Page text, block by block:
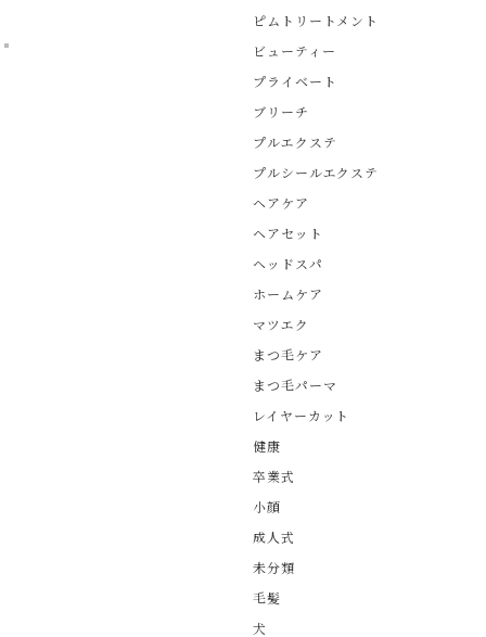
ピムトリートメント
ビューティー
プライベート
ブリーチ
プルエクステ
プルシールエクステ
ヘアケア
ヘアセット
ヘッドスパ
ホームケア
マツエク
まつ毛ケア
まつ毛パーマ
レイヤーカット
健康
卒業式
小顔
成人式
未分類
毛髪
犬